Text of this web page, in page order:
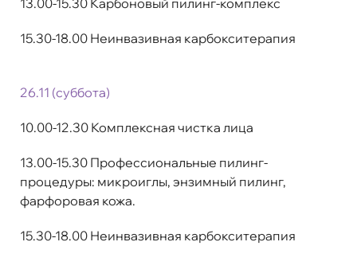
15.30-18.00 Неинвазивная карбокситерапия
26.11 (суббота)
10.00-12.30 Комплексная чистка лица
13.00-15.30 Профессиональные пилинг-
процедуры: микроиглы, энзимный пилинг,
фарфоровая кожа.
15.30-18.00 Неинвазивная карбокситерапия